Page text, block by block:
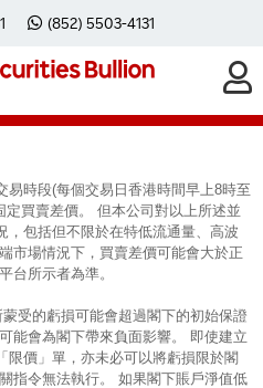
(852) 5503-4131
20240902
易時段(每個交易日香港時間早上8時至
買賣差價。 但本公司對以上所述並
，包括但不限於在特低流通量、高波
市場情況下，買賣差價可能會大於正
台所示者為準。
受的虧損可能會超過閣下的初始保證
能會為閣下帶來負面影響。 即使建立
限價」單，亦未必可以將虧損限於閣
指令無法執行。 如果閣下賬戶淨值低